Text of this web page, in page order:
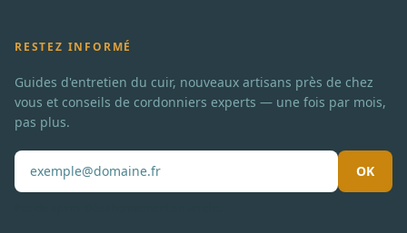
RESTEZ INFORMÉ
Guides d'entretien du cuir, nouveaux artisans près de chez
vous et conseils de cordonniers experts — une fois par mois,
pas plus.
OK